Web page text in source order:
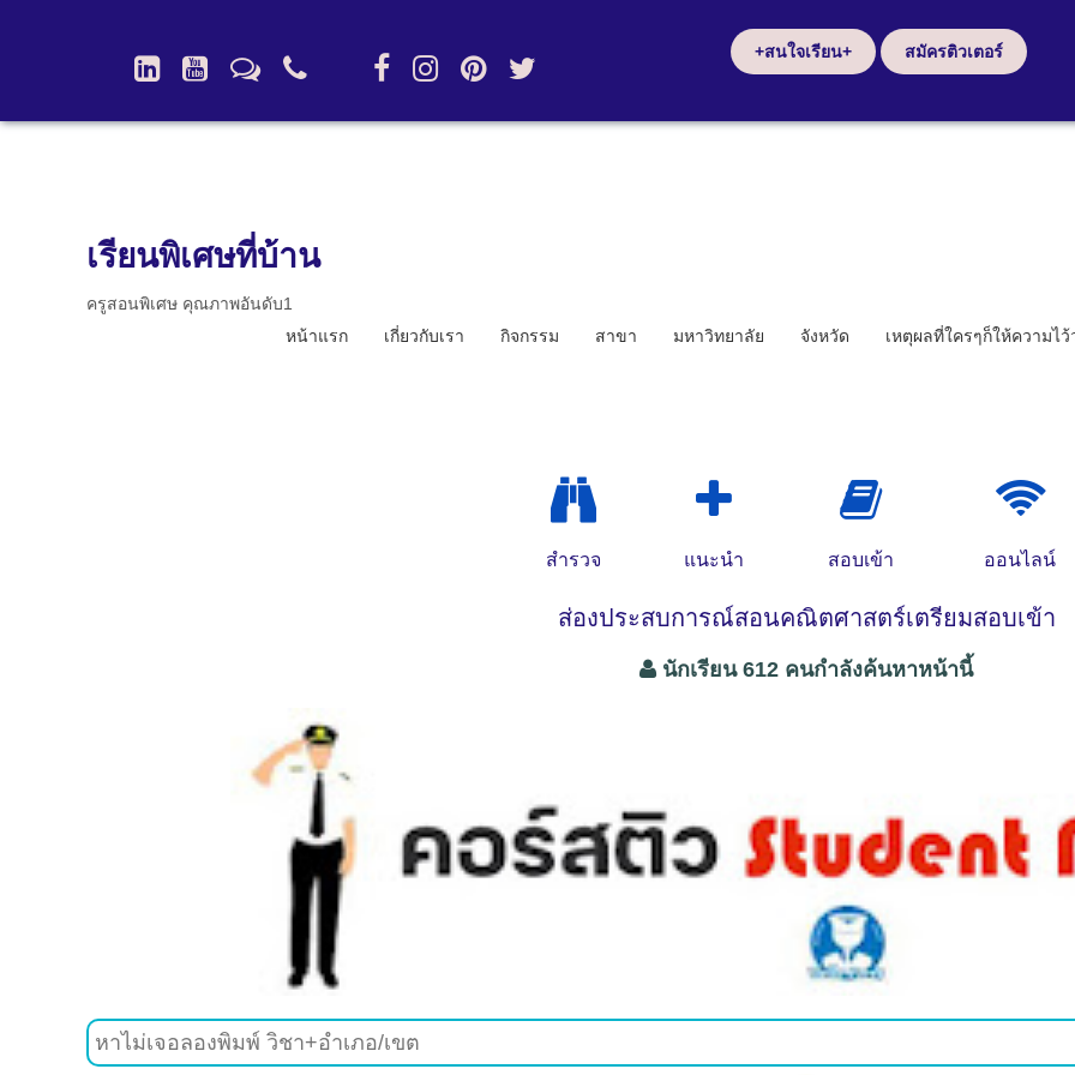
+สนใจเรียน+ สมัครติวเตอร์
เรียนพิเศษที่บ้าน
ครูสอนพิเศษ คุณภาพอันดับ1
หน้าแรก
เกี่ยวกับเรา กิจกรรม สาขา มหาวิทยาลัย จังหวัด เหตุผลที่ใครๆก็ให้ความไว้
สำรวจ แนะนำ สอบเข้า ออนไลน์
ส่องประสบการณ์สอนคณิตศาสตร์เตรียมสอบเข้า
นักเรียน 612 คนกำลังค้นหาหน้านี้